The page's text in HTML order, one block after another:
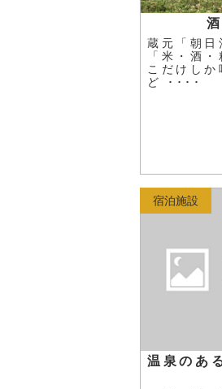
蔵元「朝日
「米・酒
こだけしか
ど ････
温泉のあ
宿泊施設